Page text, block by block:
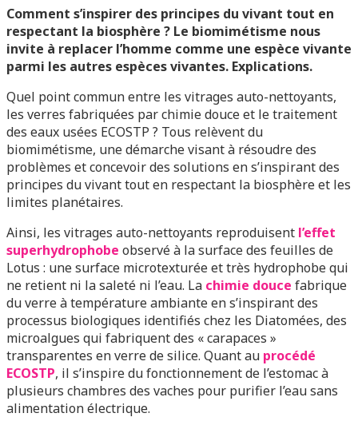
Comment s’inspirer des principes du vivant tout en
respectant la biosphère ? Le biomimétisme nous
invite à replacer l’homme comme une espèce vivante
parmi les autres espèces vivantes. Explications.
Quel point commun entre les vitrages auto-nettoyants,
les verres fabriquées par chimie douce et le traitement
des eaux usées ECOSTP ? Tous relèvent du
biomimétisme, une démarche visant à résoudre des
problèmes et concevoir des solutions en s’inspirant des
principes du vivant tout en respectant la biosphère et les
limites planétaires.
Ainsi, les vitrages auto-nettoyants reproduisent l’effet
superhydrophobe observé à la surface des feuilles de
Lotus : une surface microtexturée et très hydrophobe qui
ne retient ni la saleté ni l’eau. La chimie douce fabrique
du verre à température ambiante en s’inspirant des
processus biologiques identifiés chez les Diatomées, des
microalgues qui fabriquent des « carapaces »
transparentes en verre de silice. Quant au procédé
ECOSTP, il s’inspire du fonctionnement de l’estomac à
plusieurs chambres des vaches pour purifier l’eau sans
alimentation électrique.